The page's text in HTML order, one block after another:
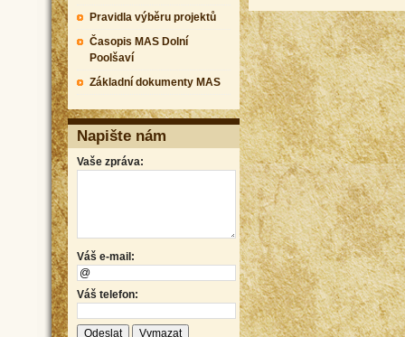
Pravidla výběru projektů
Časopis MAS Dolní
Poolšaví
Základní dokumenty MAS
Napište nám
Vaše zpráva:
Váš e-mail:
Váš telefon: